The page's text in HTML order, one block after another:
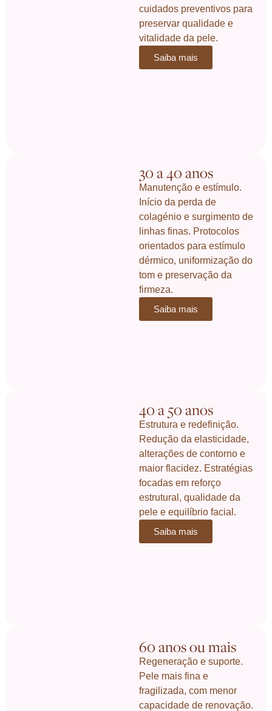
cuidados preventivos para
preservar qualidade e
vitalidade da pele.
Saiba mais
30 a 40 anos
Manutenção e estímulo.
Início da perda de
colagénio e surgimento de
linhas finas. Protocolos
orientados para estímulo
dérmico, uniformização do
tom e preservação da
firmeza.
Saiba mais
40 a 50 anos
Estrutura e redefinição.
Redução da elasticidade,
alterações de contorno e
maior flacidez. Estratégias
focadas em reforço
estrutural, qualidade da
pele e equilíbrio facial.
Saiba mais
60 anos ou mais
Regeneração e suporte.
Pele mais fina e
fragilizada, com menor
capacidade de renovação.